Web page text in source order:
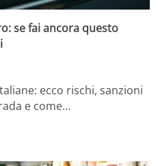
se fai ancora questo
ecco rischi, sanzioni
e come…